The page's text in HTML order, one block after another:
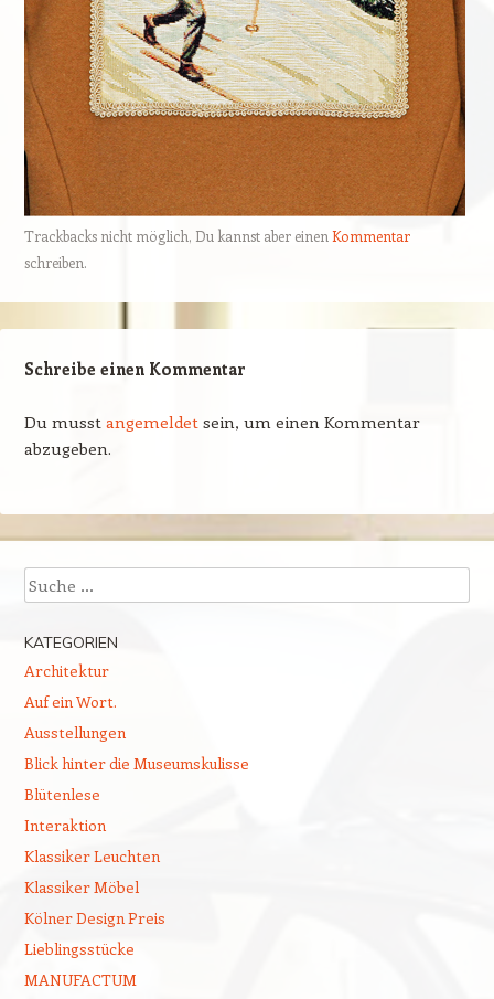
Trackbacks nicht möglich, Du kannst aber einen Kommentar
schreiben.
Schreibe einen Kommentar
Du musst angemeldetsein, um einen Kommentar
abzugeben.
Suchen
KATEGORIEN
Architektur
Auf ein Wort.
Ausstellungen
Blick hinter die Museumskulisse
Blütenlese
Interaktion
Klassiker Leuchten
Klassiker Möbel
Kölner Design Preis
Lieblingsstücke
MANUFACTUM